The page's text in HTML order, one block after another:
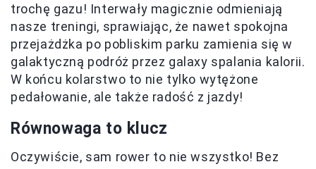
trochę gazu! Interwały magicznie odmieniają
nasze treningi, sprawiając, że nawet spokojna
przejażdżka po pobliskim parku zamienia się w
galaktyczną podróż przez galaxy spalania kalorii.
W końcu kolarstwo to nie tylko wytężone
pedałowanie, ale także radość z jazdy!
Równowaga to klucz
Oczywiście, sam rower to nie wszystko! Bez